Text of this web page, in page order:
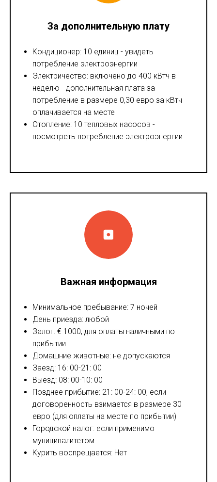
За дополнительную плату
Кондиционер: 10 единиц - увидеть
потребление электроэнергии
Электричество: включено до 400 кВтч в
неделю - дополнительная плата за
потребление в размере 0,30 евро за кВтч
оплачивается на месте
Отопление: 10 тепловых насосов -
посмотреть потребление электроэнергии
Важная информация
Минимальное пребывание: 7 ночей
День приезда: любой
Залог: € 1000, для оплаты наличными по
прибытии
Домашние животные: не допускаются
Заезд: 16: 00-21: 00
Выезд: 08: 00-10: 00
Позднее прибытие: 21: 00-24: 00, если
договоренность взимается в размере 30
евро (для оплаты на месте по прибытии)
Городской налог: если применимо
муниципалитетом
Курить воспрещается: Нет